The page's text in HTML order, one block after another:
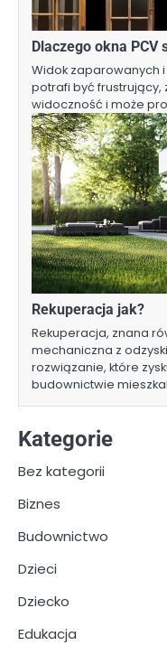
Dlaczego okna PCV
Widok zaparowanych
potrafi być frustrujący,
widoczność i może
Rekuperacja jak?
Rekuperacja, znana
mechaniczna z
rozwiązanie, które
budownictwie
Kategorie
Bez kategorii
Biznes
Budownictwo
Dzieci
Dziecko
Edukacja